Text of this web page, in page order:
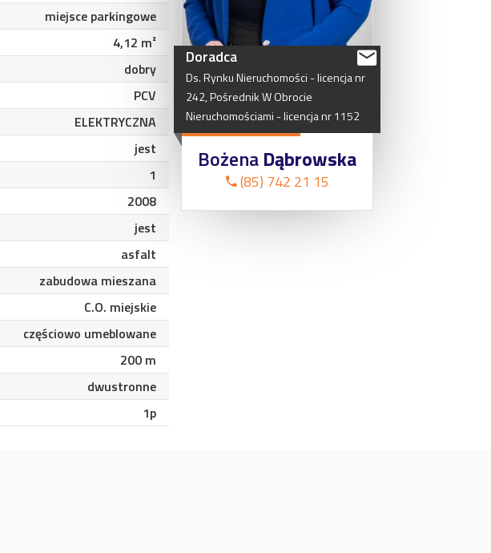
miejsce parkingowe
4,12 m²
dobry
PCV
ELEKTRYCZNA
jest
1
2008
jest
asfalt
zabudowa mieszana
C.O. miejskie
częściowo umeblowane
200 m
dwustronne
1p
Doradca
Ds.RynkuNieruchomości -licencjanr
242,PośrednikWObrocie
Nieruchomościami -licencjanr1152
BożenaDąbrowska
(85) 742 21 15